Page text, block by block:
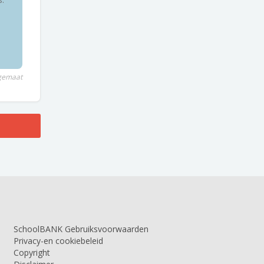
SchoolBANK Gebruiksvoorwaarden
Privacy-en cookiebeleid
Copyright